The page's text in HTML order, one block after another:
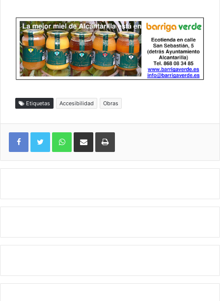
Etiquetas Accesibilidad Obras
WhatsAppCompartir por correo electrónicoImprimir